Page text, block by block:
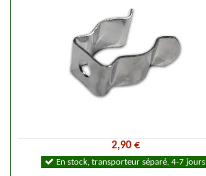
2,90 €
En stock, transporteur séparé, 4-7 jours